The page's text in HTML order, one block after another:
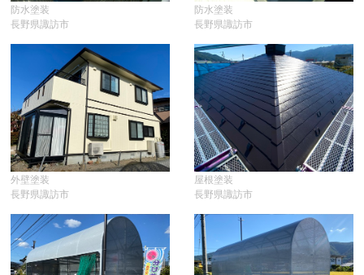
防水塗装
長野県諏訪市
防水塗装
長野県諏訪市
外壁塗装
長野県諏訪市
屋根塗装
長野県諏訪市